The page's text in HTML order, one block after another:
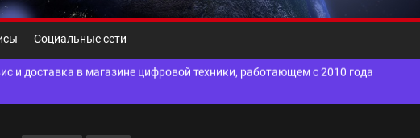
Социальные сети
и доставка в магазине цифровой техники, работающем с 2010 года
захоронения: правила установки оград и методы реставрации памятников